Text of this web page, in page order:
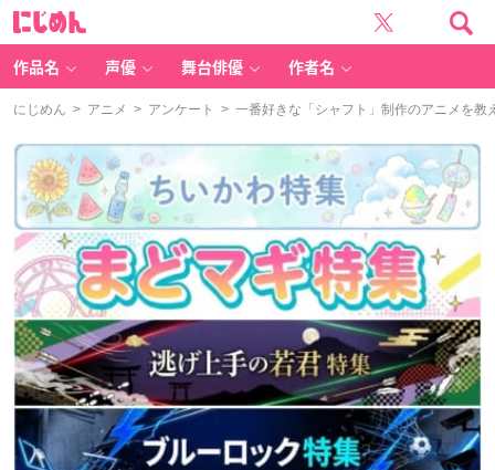
作品名 声優 舞台俳優 作者名
にじめん > アニメ > アンケート > 一番好きな「シャフト」制作のアニメを教